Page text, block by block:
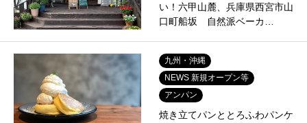
い！六甲山麓、兵庫県西宮市山
口町船坂 自然派ベーカ…
九州・沖縄
NEWS 新規オープン等
アンパン
焼き立てパンととろふわパンケ